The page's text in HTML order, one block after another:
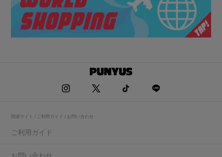
関連サイト / ご利用ガイド / お問い合わせ
ご利用ガイド